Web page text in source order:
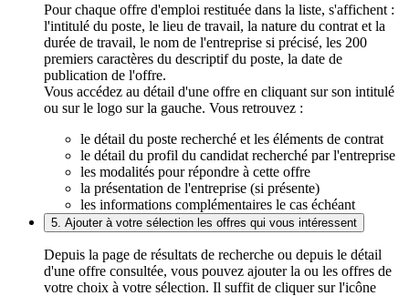
Pour chaque offre d'emploi restituée dans la liste, s'affichent :
l'intitulé du poste, le lieu de travail, la nature du contrat et la
durée de travail, le nom de l'entreprise si précisé, les 200
premiers caractères du descriptif du poste, la date de
publication de l'offre.
Vous accédez au détail d'une offre en cliquant sur son intitulé
ou sur le logo sur la gauche. Vous retrouvez :
le détail du poste recherché et les éléments de contrat
le détail du profil du candidat recherché par l'entreprise
les modalités pour répondre à cette offre
la présentation de l'entreprise (si présente)
les informations complémentaires le cas échéant
5. Ajouter à votre sélection les offres qui vous intéressent
Depuis la page de résultats de recherche ou depuis le détail
d'une offre consultée, vous pouvez ajouter la ou les offres de
votre choix à votre sélection. Il suffit de cliquer sur l'icône